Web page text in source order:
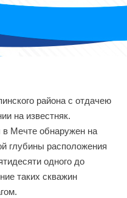
района с отдачею
на известняк.
в Мечте обнаружен на
глубины расположения
одного до
таких скважин